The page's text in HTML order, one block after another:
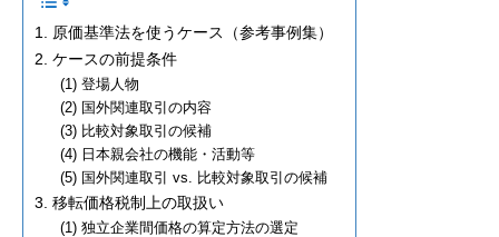
1. 原価基準法を使うケース（参考事例集）
2. ケースの前提条件
(1) 登場人物
(2) 国外関連取引の内容
(3) 比較対象取引の候補
(4) 日本親会社の機能・活動等
(5) 国外関連取引 vs. 比較対象取引の候補
3. 移転価格税制上の取扱い
(1) 独立企業間価格の算定方法の選定